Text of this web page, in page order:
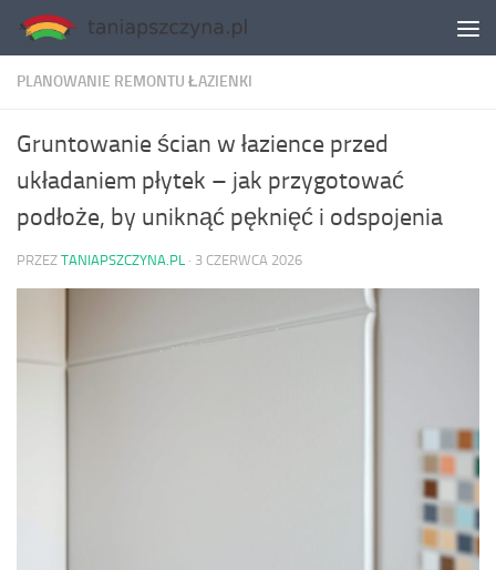
Skip to content
PLANOWANIE REMONTU ŁAZIENKI
Gruntowanie ścian w łazience przed
układaniem płytek – jak przygotować
podłoże, by uniknąć pęknięć i odspojenia
PRZEZ TANIAPSZCZYNA.PL · 3 CZERWCA 2026